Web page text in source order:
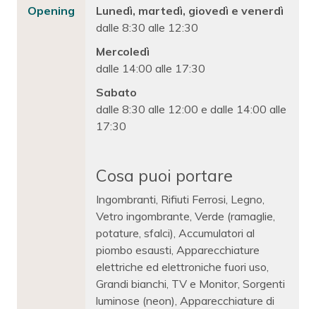
Opening
Lunedì, martedì, giovedì e venerdì
dalle 8:30 alle 12:30
Mercoledì
dalle 14:00 alle 17:30
Sabato
dalle 8:30 alle 12:00 e dalle 14:00 alle
17:30
Cosa puoi portare
Ingombranti, Rifiuti Ferrosi, Legno,
Vetro ingombrante, Verde (ramaglie,
potature, sfalci), Accumulatori al
piombo esausti, Apparecchiature
elettriche ed elettroniche fuori uso,
Grandi bianchi, TV e Monitor, Sorgenti
luminose (neon), Apparecchiature di